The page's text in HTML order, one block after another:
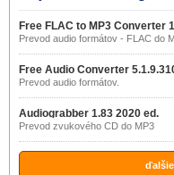
Free FLAC to MP3 Converter
Prevod audio formátov - FLAC do
Free Audio Converter
Prevod audio formátov.
Audiograbber 1.83 2020 ed.
Prevod zvukového CD do MP3